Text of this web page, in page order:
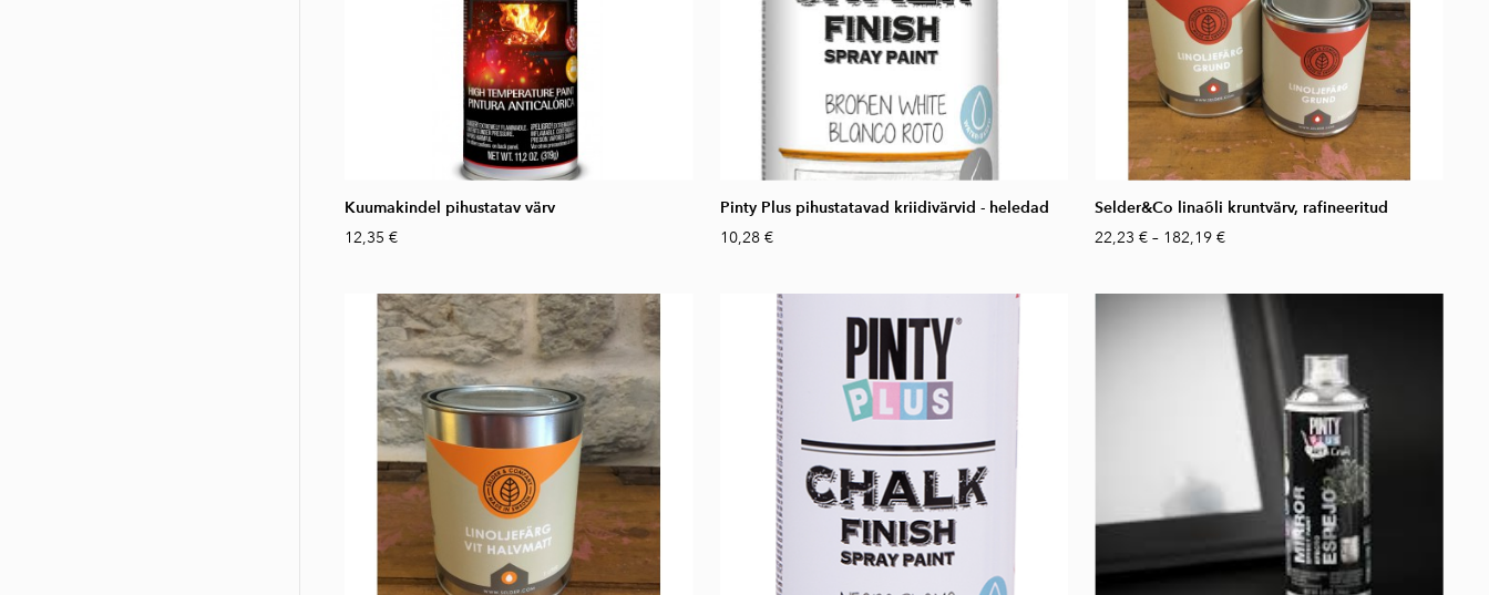
Kuumakindel pihustatav värv
12,35 €
Pinty Plus pihustatavad kriidivärvid - heledad
10,28 €
Selder&Co linaõli kruntvärv, rafineeritud
22,23 € – 182,19 €